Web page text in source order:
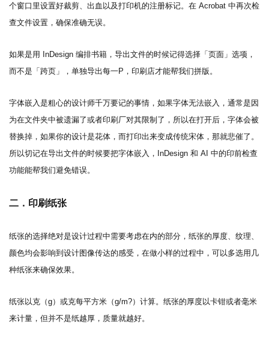
个窗口里设置好裁剪、出血以及打印机的注册标记。在 Acrobat 中再次检
查文件设置，确保准确无误。
如果是用
InDesign 编排书籍，导出文件的时候记得选择「页面」选项，
而不是「跨页」，单独导出每一P，印刷店才能帮我们拼版。
字体嵌入是粗心的设计师千万要记的事情，如果字体无法嵌入，通常是因
为在文件夹中被遗漏了或者印刷厂对其限制了，所以在打开后，字体会被
替换掉，如果你的设计是花体，而打印出来变成传统宋体，那就悲催了。
所以切记在导出文件的时候要把字体嵌入， InDesign 和 AI 中的印前检查
功能能帮我们避免错误。
二 ． 印刷纸张
纸张的选择绝对是设计过程中需要考虑在内的部分，纸张的厚度、纹理、
颜色均会影响到设计图像传达的感受，在做小样的过程中，可以多选用几
种纸张来确保效果。
纸张以克（g）或克每平方米（g/m?）计算。纸张的厚度以卡钳或者毫米
来计量，但并不是纸越厚，质量就越好。